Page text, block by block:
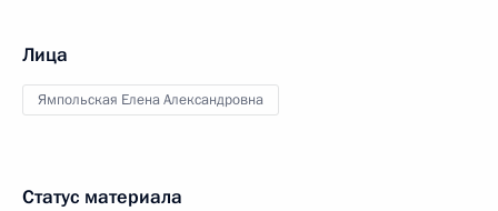
Лица
Ямпольская Елена Александровна
Статус материала